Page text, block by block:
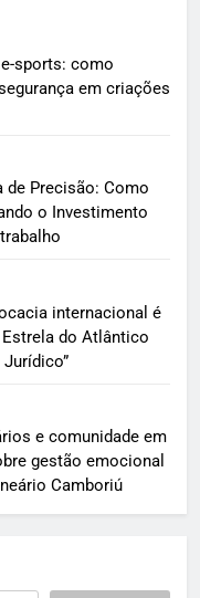
sports: como
em criações
de Precisão: Como
o Investimento
internacional é
do Atlântico
e comunidade em
gestão emocional
Camboriú